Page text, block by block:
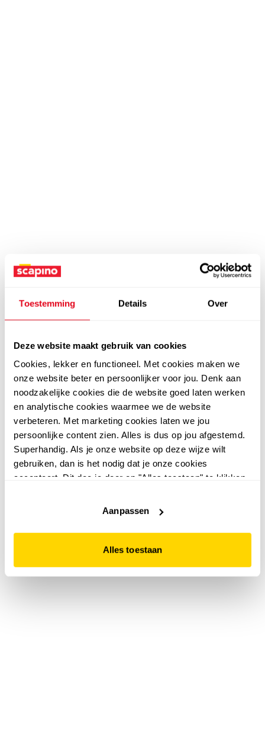
Toestemming Details Over
Deze website maakt gebruik van cookies
Cookies, lekker en functioneel. Met cookies maken we
onze website beter en persoonlijker voor jou. Denk aan
noodzakelijke cookies die de website goed laten werken
en analytische cookies waarmee we de website
verbeteren. Met marketing cookies laten we jou
persoonlijke content zien. Alles is dus op jou afgestemd.
Superhandig. Als je onze website op deze wijze wilt
gebruiken, dan is het nodig dat je onze cookies
accepteert. Dit doe je door op "Alles toestaan" te klikken.
website niet optimaal functioneert.
Aanpassen
Alles toestaan